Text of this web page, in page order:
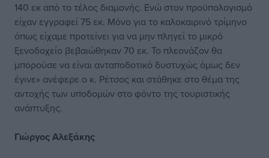
140 εκ από το τέλος διαμονής. Ενώ στον προϋπολογισμό
είχαν εγγραφεί 75 εκ. Μόνο για το καλοκαιρινό τρίμηνο
όπως είχαμε προτείνει για να μην πληγεί το μικρό
ξενοδοχείο βεβαιώθηκαν 70 εκ. Το πλεονάζον θα
μπορούσε να είναι ανταποδοτικό δυστυχώς όμως δεν
έγινε» ανέφερε ο κ. Ρέτσος και στάθηκε στο θέμα της
αντοχής των υποδομών στο φόντο της τουριστικής
ανάπτυξης.
Γιώργος Αλεξάκης